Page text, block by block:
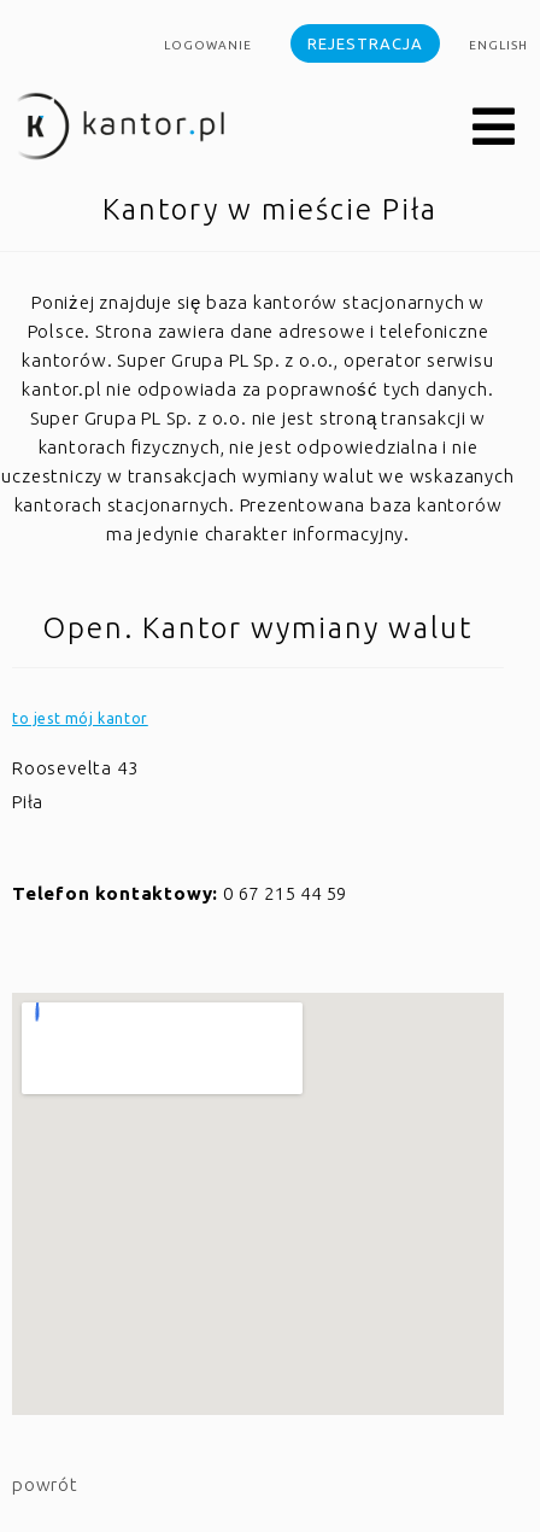
LOGOWANIE REJESTRACJA ENGLISH
Kantory w mieście Piła
Poniżej znajduje się baza kantorów stacjonarnych w
Polsce. Strona zawiera dane adresowe i telefoniczne
kantorów. Super Grupa PL Sp. z o.o., operator serwisu
kantor.pl nie odpowiada za poprawność tych danych.
Super Grupa PL Sp. z o.o. nie jest stroną transakcji w
kantorach fizycznych, nie jest odpowiedzialna i nie
uczestniczy w transakcjach wymiany walut we wskazanych
kantorach stacjonarnych. Prezentowana baza kantorów
ma jedynie charakter informacyjny.
Open. Kantor wymiany walut
to jest mój kantor
Roosevelta 43
Piła
Telefon kontaktowy: 0 67 215 44 59
powrót